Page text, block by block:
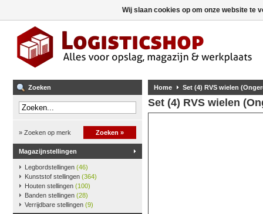
Zoeken
» Zoeken op merk Zoeken »
Magazijnstellingen
Legbordstellingen (46)
Kunststof stellingen (364)
Houten stellingen (100)
Banden stellingen (28)
Verrijdbare stellingen (9)
Home Set (4) RVS wielen
Set (4) RVS wielen
Wij slaan cookies op om onze website te